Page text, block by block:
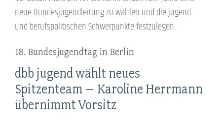
neue Bundesjugendleitung zu wählen und die jugend-
und berufspolitischen Schwerpunkte festzulegen.
18. Bundesjugendtag in Berlin
dbb jugend wählt neues
Spitzenteam – Karoline Herrmann
übernimmt Vorsitz